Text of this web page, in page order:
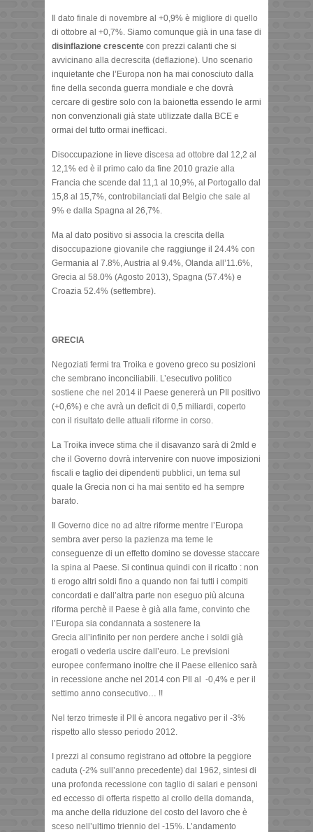
Il dato finale di novembre al +0,9% è migliore di quello
di ottobre al +0,7%. Siamo comunque già in una fase di
disinflazione crescente con prezzi calanti che si
avvicinano alla decrescita (deflazione). Uno scenario
inquietante che l’Europa non ha mai conosciuto dalla
fine della seconda guerra mondiale e che dovrà
cercare di gestire solo con la baionetta essendo le armi
non convenzionali già state utilizzate dalla BCE e
ormai del tutto ormai inefficaci.
Disoccupazione in lieve discesa ad ottobre dal 12,2 al
12,1% ed è il primo calo da fine 2010 grazie alla
Francia che scende dal 11,1 al 10,9%, al Portogallo dal
15,8 al 15,7%, controbilanciati dal Belgio che sale al
9% e dalla Spagna al 26,7%.
Ma al dato positivo si associa la crescita della
disoccupazione giovanile che raggiunge il 24.4% con
Germania al 7.8%, Austria al 9.4%, Olanda all’11.6%,
Grecia al 58.0% (Agosto 2013), Spagna (57.4%) e
Croazia 52.4% (settembre).
GRECIA
Negoziati fermi tra Troika e goveno greco su posizioni
che sembrano inconciliabili. L’esecutivo politico
sostiene che nel 2014 il Paese genererà un PIl positivo
(+0,6%) e che avrà un deficit di 0,5 miliardi, coperto
con il risultato delle attuali riforme in corso.
La Troika invece stima che il disavanzo sarà di 2mld e
che il Governo dovrà intervenire con nuove imposizioni
fiscali e taglio dei dipendenti pubblici, un tema sul
quale la Grecia non ci ha mai sentito ed ha sempre
barato.
Il Governo dice no ad altre riforme mentre l’Europa
sembra aver perso la pazienza ma teme le
conseguenze di un effetto domino se dovesse staccare
la spina al Paese. Si continua quindi con il ricatto : non
ti erogo altri soldi fino a quando non fai tutti i compiti
concordati e dall’altra parte non eseguo più alcuna
riforma perchè il Paese è già alla fame, convinto che
l’Europa sia condannata a sostenere la
Grecia all’infinito per non perdere anche i soldi già
erogati o vederla uscire dall’euro. Le previsioni
europee confermano inoltre che il Paese ellenico sarà
in recessione anche nel 2014 con PIl al -0,4% e per il
settimo anno consecutivo… !!
Nel terzo trimeste il PIl è ancora negativo per il -3%
rispetto allo stesso periodo 2012.
I prezzi al consumo registrano ad ottobre la peggiore
caduta (-2% sull’anno precedente) dal 1962, sintesi di
una profonda recessione con taglio di salari e pensoni
ed eccesso di offerta rispetto al crollo della domanda,
ma anche della riduzione del costo del lavoro che è
sceso nell’ultimo triennio del -15%. L’andamento